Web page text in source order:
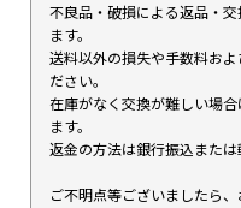
不良品・破損による返品・
ます。
送料以外の損失や手数料お
ださい。
在庫がなく交換が難しい場
ます。
返金の方法は銀行振込または
ご不明点等ございましたら